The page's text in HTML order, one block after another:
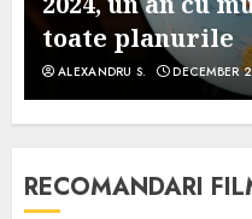
toate planurile
ALEXANDRU S. DECEMBER
RECOMANDARI